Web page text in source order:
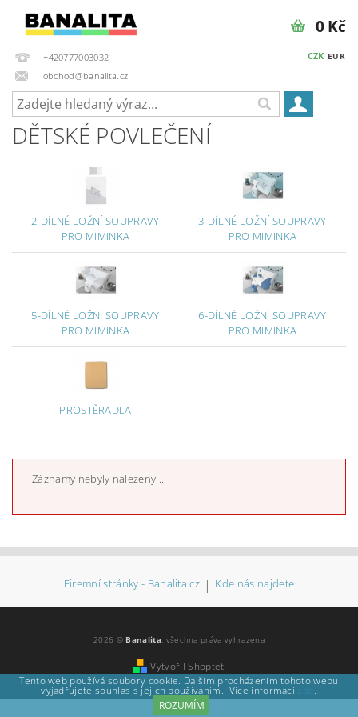
+420777003032
obchod@banalita.cz
CZK EUR
0 Kč
DĚTSKÉ POVLEČENÍ
2-DÍLNÉ LOŽNÍ SOUPRAVY
PRO MIMINKA
3-DÍLNÉ LOŽNÍ SOUPRAVY
PRO MIMINKA
5-DÍLNÉ LOŽNÍ SOUPRAVY
PRO MIMINKA
6-DÍLNÉ LOŽNÍ SOUPRAVY
PRO MIMINKA
PROSTĚRADLA
Záznamy nebyly nalezeny...
Firemní stránky - Banalita.cz | Kde nás najdete
2026 © Banalita, všechna práva vyhrazena
Vytvořil Shoptet
Tento web používá soubory cookie. Dalším procházením tohoto webu
vyjadřujete souhlas s jejich používáním.. Více informací
.
ROZUMÍM